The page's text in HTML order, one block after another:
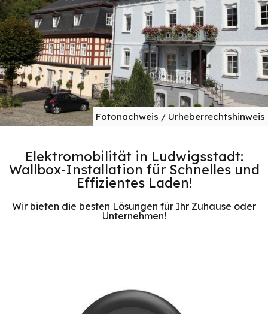
Fotonachweis / Urheberrechtshinweis
Elektromobilität in Ludwigsstadt:
Wallbox-Installation für Schnelles und
Effizientes Laden!
Wir bieten die besten Lösungen für Ihr Zuhause oder
Unternehmen!